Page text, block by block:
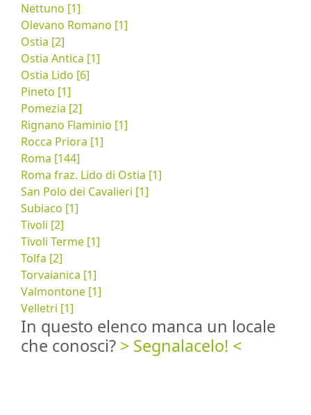
Nettuno [1]
Olevano Romano [1]
Ostia [2]
Ostia Antica [1]
Ostia Lido [6]
Pineto [1]
Pomezia [2]
Rignano Flaminio [1]
Rocca Priora [1]
Roma [144]
Roma fraz. Lido di Ostia [1]
San Polo dei Cavalieri [1]
Subiaco [1]
Tivoli [2]
Tivoli Terme [1]
Tolfa [2]
Torvaianica [1]
Valmontone [1]
Velletri [1]
In questo elenco manca un locale
che conosci? > Segnalacelo! <